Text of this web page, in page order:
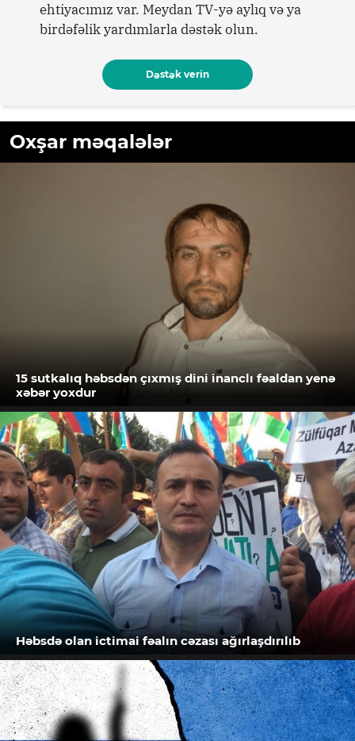
ehtiyacımız var. Meydan TV-yə aylıq və ya
birdəfəlik yardımlarla dəstək olun.
Dəstək verin
Oxşar məqalələr
15 sutkalıq həbsdən çıxmış dini inanclı fəaldan yenə
xəbər yoxdur
Həbsdə olan ictimai fəalın cəzası ağırlaşdırılıb